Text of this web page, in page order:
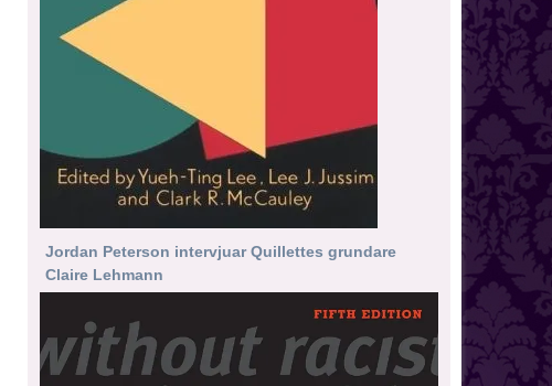
Jordan Peterson intervjuar Quillettes grundare
Claire Lehmann